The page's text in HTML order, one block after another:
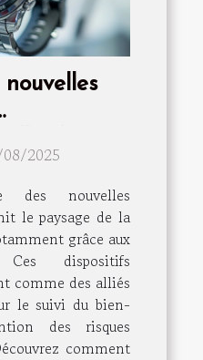
en outils de
?
2025
des nouvelles
le paysage de la
grâce aux
dispositifs
comme des alliés
le suivi du bien-
des risques
comment